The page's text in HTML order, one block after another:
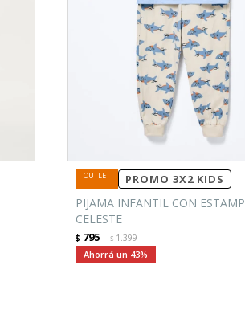
PROMO 3X2 KIDS
PIJAMA INFANTIL CON
CELESTE
$ 795 $1.399
43